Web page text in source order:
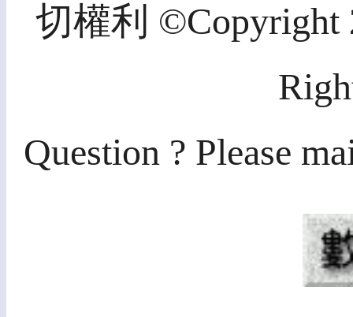
切權利 ©Copyright
Question ? Please